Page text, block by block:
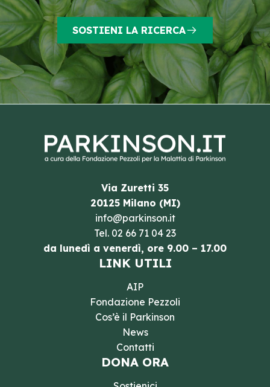
SOSTIENI LA RICERCA
Via Zuretti 35
20125 Milano (MI)
info@parkinson.it
Tel. 02 66 71 04 23
da lunedì a venerdì, ore 9.00 – 17.00
LINK UTILI
AIP
Fondazione Pezzoli
Cos’è il Parkinson
News
Contatti
DONA ORA